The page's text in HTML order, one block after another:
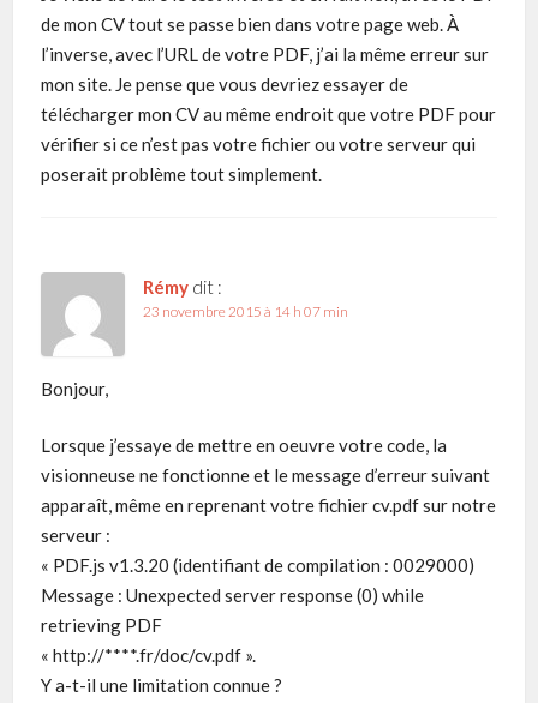
de mon CV tout se passe bien dans votre page web. À
l’inverse, avec l’URL de votre PDF, j’ai la même erreur sur
mon site. Je pense que vous devriez essayer de
télécharger mon CV au même endroit que votre PDF pour
vérifier si ce n’est pas votre fichier ou votre serveur qui
poserait problème tout simplement.
Rémy dit :
23 novembre 2015 à 14 h 07 min
Bonjour,
Lorsque j’essaye de mettre en oeuvre votre code, la
visionneuse ne fonctionne et le message d’erreur suivant
apparaît, même en reprenant votre fichier cv.pdf sur notre
serveur :
« PDF.js v1.3.20 (identifiant de compilation : 0029000)
Message : Unexpected server response (0) while
retrieving PDF
« http://****.fr/doc/cv.pdf ».
Y a-t-il une limitation connue ?